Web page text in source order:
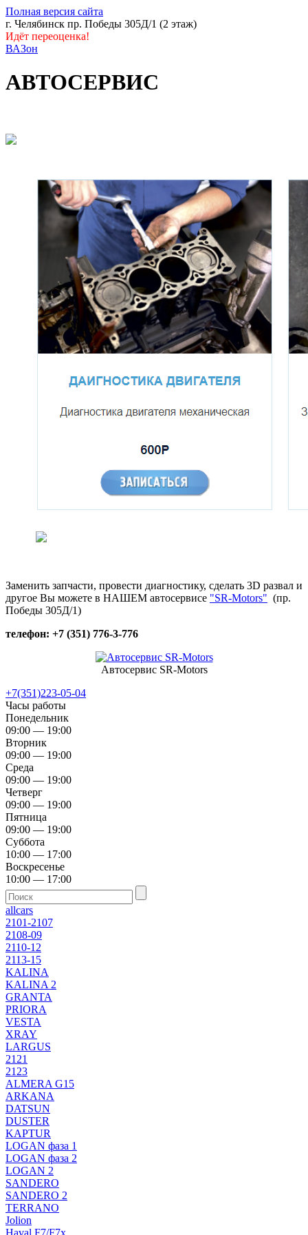
Полная версия сайта
г. Челябинск пр. Победы 305Д/1 (2 этаж)
Идёт переоценка!
ВАЗон
АВТОСЕРВИС
Заменить запчасти, провести диагностику, сделать 3D развал и
другое Вы можете в НАШЕМ автосервисе "SR-Motors" (пр.
Победы 305Д/1)
телефон: +7 (351) 776-3-776
Автосервис SR-Motors
+7(351)223-05-04
Часы работы
Понедельник
09:00 — 19:00
Вторник
09:00 — 19:00
Среда
09:00 — 19:00
Четверг
09:00 — 19:00
Пятница
09:00 — 19:00
Суббота
10:00 — 17:00
Воскресенье
10:00 — 17:00
allcars
2101-2107
2108-09
2110-12
2113-15
KALINA
KALINA 2
GRANTA
PRIORA
VESTA
XRAY
LARGUS
2121
2123
ALMERA G15
ARKANA
DATSUN
DUSTER
KAPTUR
LOGAN фаза 1
LOGAN фаза 2
LOGAN 2
SANDERO
SANDERO 2
TERRANO
Jolion
Haval F7/F7x